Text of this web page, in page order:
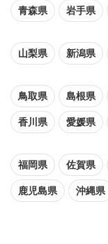
青森県 岩手県
山梨県 新潟県
鳥取県 島根県
香川県 愛媛県
福岡県 佐賀県
鹿児島県 沖縄県